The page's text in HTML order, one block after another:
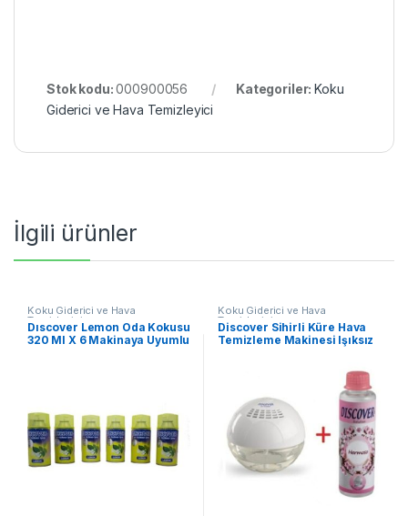
Stok kodu:000900056 Kategoriler:Koku
Giderici ve Hava Temizleyici
İlgili ürünler
Koku Giderici ve Hava
Temizleyici
Dıscover Lemon Oda Kokusu
320 Ml X 6 Makinaya Uyumlu
Koku Giderici ve Hava
Temizleyici
Discover Sihirli Küre Hava
Temizleme Makinesi Işıksız